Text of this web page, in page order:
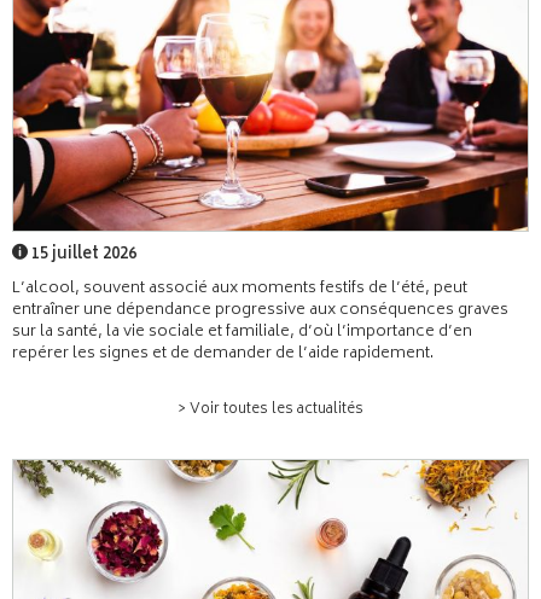
15 juillet 2026
L’alcool, souvent associé aux moments festifs de l’été, peut
entraîner une dépendance progressive aux conséquences graves
sur la santé, la vie sociale et familiale, d’où l’importance d’en
repérer les signes et de demander de l’aide rapidement.
> Voir toutes les actualités